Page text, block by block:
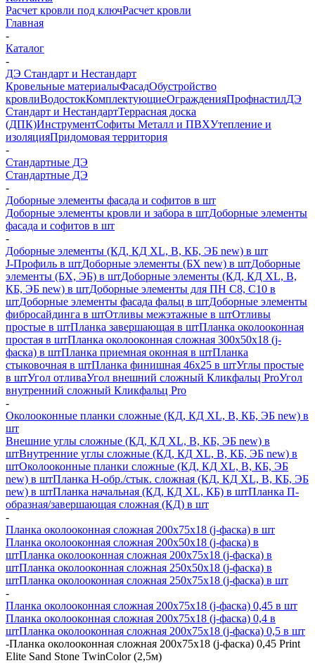
Расчет кровли под ключРасчет кровли
Главная
-
Каталог
-
ДЭ Стандарт и Нестандарт
Кровельные материалыФасадОбустройство
кровлиВодостокКомплектующиеОгражденияПрофнастилДЭ
Стандарт и НестандартТеррасная доска
(ДПК)ИнструментСофиты Металл и ПВХУтепление и
изоляцияПридомовая территория
-
Стандартные ДЭ
Стандартные ДЭ
-
Доборные элементы фасада и софитов в шт
Доборные элементы кровли и забора в штДоборные элементы
фасада и софитов в шт
-
Доборные элементы (КД, КД XL, В, КБ, ЭБ new) в шт
J-Профиль в штДоборные элементы (БХ new) в штДоборные
элементы (БХ, ЭБ) в штДоборные элементы (КД, КД XL, В,
КБ, ЭБ new) в штДоборные элементы для ПН С8, С10 в
штДоборные элементы фасада фальц в штДоборные элементы
фибросайдинга в штОтливы межэтажные в штОтливы
простые в штПланка завершающая в штПланка околооконная
простая в штПланка околооконная сложная 300х50х18 (j-
фаска) в штПланка приемная оконная в штПланка
стыковочная в штПланка финишная 46х25 в штУглы простые
в штУгол отливаУгол внешний сложный Кликфальц ProУгол
внутренний сложный Кликфальц Pro
-
Околооконные планки сложные (КД, КД XL, В, КБ, ЭБ new) в
шт
Внешние углы сложные (КД, КД XL, В, КБ, ЭБ new) в
штВнутренние углы сложные (КД, КД XL, В, КБ, ЭБ new) в
штОколооконные планки сложные (КД, КД XL, В, КБ, ЭБ
new) в штПланка H-обр./стык. сложная (КД, КД XL, В, КБ, ЭБ
new) в штПланка начальная (КД, КД XL, КБ) в штПланка П-
образная/завершающая сложная (КД) в шт
-
Планка околооконная сложная 200х75х18 (j-фаска) в шт
Планка околооконная сложная 200х50х18 (j-фаска) в
штПланка околооконная сложная 200х75х18 (j-фаска) в
штПланка околооконная сложная 250х50х18 (j-фаска) в
штПланка околооконная сложная 250х75х18 (j-фаска) в шт
-
Планка околооконная сложная 200х75х18 (j-фаска) 0,45 в шт
Планка околооконная сложная 200х75х18 (j-фаска) 0,4 в
штПланка околооконная сложная 200х75х18 (j-фаска) 0,5 в шт
-Планка околооконная сложная 200х75х18 (j-фаска) 0,45 Print
Elite Sand Stone TwinColor (2,5м)